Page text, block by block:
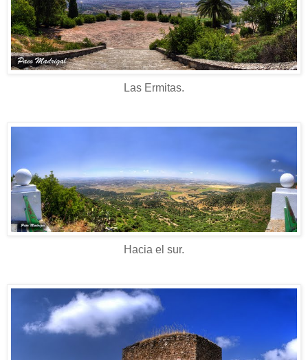
Las Ermitas.
Hacia el sur.